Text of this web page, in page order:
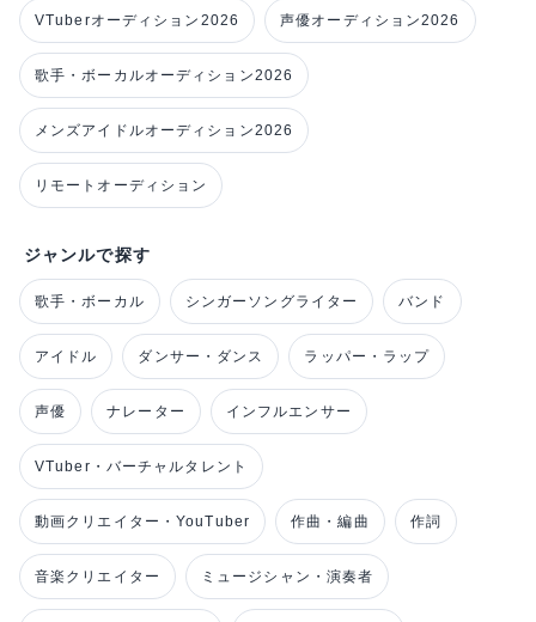
VTuberオーディション2026 声優オーディション2026
歌手・ボーカルオーディション2026
メンズアイドルオーディション2026
リモートオーディション
ジャンルで探す
歌手・ボーカル シンガーソングライター バンド
アイドル ダンサー・ダンス ラッパー・ラップ
声優 ナレーター インフルエンサー
VTuber・バーチャルタレント
動画クリエイター・YouTuber 作曲・編曲 作詞
音楽クリエイター ミュージシャン・演奏者